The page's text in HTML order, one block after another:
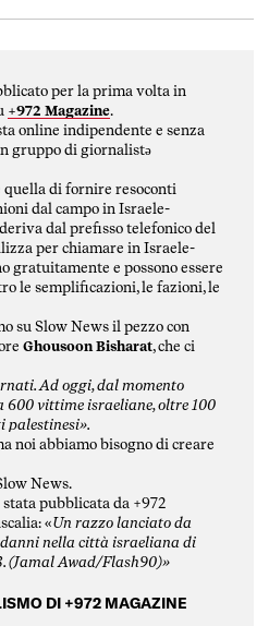
per la prima volta in
+972 Magazine.
online indipendente e senza
gruppo di giornalistə
quella di fornire resoconti
dal campo in Israele-
dal prefisso telefonico del
per chiamare in Israele-
gratuitamente e possono essere
le semplificazioni, le fazioni, le
su Slow News il pezzo con
Ghousoon Bisharat, che ci
Ad oggi, dal momento
600 vittime israeliane, oltre 100
palestinesi».
noi abbiamo bisogno di creare
News.
pubblicata da +972
«Un razzo lanciato da
nella città israeliana di
(Jamal Awad/Flash90)»
DI +972 MAGAZINE